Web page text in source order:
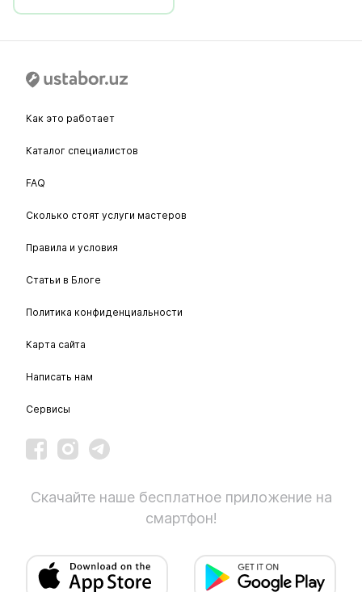
Как это работает
Каталог специалистов
FAQ
Сколько стоят услуги мастеров
Правила и условия
Статьи в Блоге
Политика конфиденциальности
Карта сайта
Написать нам
Сервисы
Скачайте наше бесплатное приложение на
смартфон!